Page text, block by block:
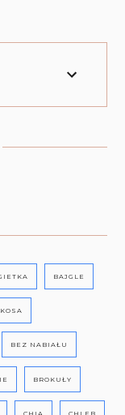
BAJGLE
BEZ NABIAŁU
BROKUŁY